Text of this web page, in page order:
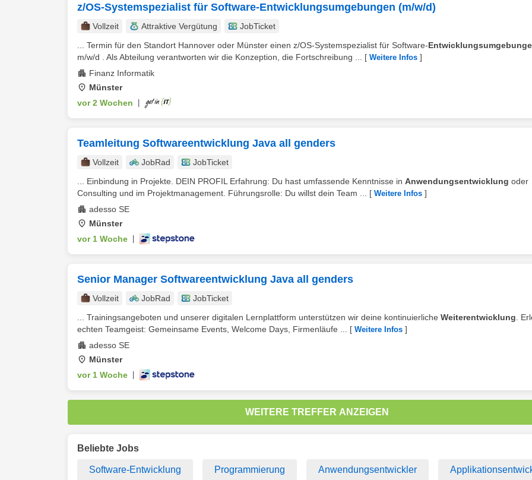
z/OS-Systemspezialist für Software-Entwicklungsumgebungen (m/w/d)
Vollzeit Attraktive Vergütung
JobTicket
... Termin für den Standort Hannover oder Münster einen z/OS-Systemspezialist für Software-
m/w/d . Als Abteilung verantworten wir die Konzeption, die Fortschreibung ...
[ Weitere Infos ]
Finanz Informatik
Münster
vor 2 Wochen
Teamleitung Softwareentwicklung Java all genders
Vollzeit JobRad
JobTicket
... Einbindung in Projekte. DEIN PROFIL Erfahrung: Du hast umfassende Kenntnisse in Anwendungsentwicklung oder
Consulting und im Projektmanagement. Führungsrolle: Du willst dein Team ...
[ Weitere Infos ]
adesso SE
Münster
vor 1 Woche
Senior Manager Softwareentwicklung Java all genders
Vollzeit JobRad
JobTicket
... Trainingsangeboten und unserer digitalen Lernplattform unterstützen wir deine kontinuierliche Weiterentwicklung .
echten Teamgeist: Gemeinsame Events, Welcome Days, Firmenläufe ...
[ Weitere Infos ]
adesso SE
Münster
vor 1 Woche
WEITERE TREFFER ANZEIGEN
Beliebte Jobs
Software-Entwicklung Programmierung Anwendungsentwickler